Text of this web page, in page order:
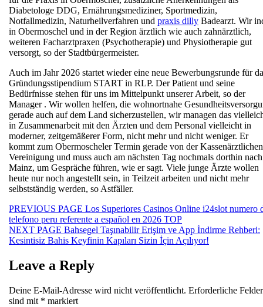
Diabetologe DDG, Ernährungsmediziner, Sportmedizin,
Notfallmedizin, Naturheilverfahren und praxis dilly Badearzt. Wir
in Obermoschel und in der Region ärztlich wie auch zahnärztlich,
weiteren Facharztpraxen (Psychotherapie) und Physiotherapie gut
versorgt, so der Stadtbürgermeister.
Auch im Jahr 2026 startet wieder eine neue Bewerbungsrunde für
Gründungsstipendium START in RLP. Der Patient und seine
Bedürfnisse stehen für uns im Mittelpunkt unserer Arbeit, so der
Manager . Wir wollen helfen, die wohnortnahe
gerade auch auf dem Land sicherzustellen, wir managen das
in Zusammenarbeit mit den Ärzten und dem Personal vielleicht in
moderner, zeitgemäßerer Form, nicht mehr und nicht weniger. Er
kommt zum Obermoscheler Termin gerade von der Kassenärztlichen
Vereinigung und muss auch am nächsten Tag nochmals dorthin nach
Mainz, um Gespräche führen, wie er sagt. Viele junge Ärzte wollen
heute nur noch angestellt sein, in Teilzeit arbeiten und nicht mehr
selbstständig werden, so Astfäller.
Beitragsnavigation
PREVIOUS PAGE Previous
post:
Los Superiores Casinos Online i24slot numero
telefono peru referente a español en 2026 TOP
NEXT PAGE Next
post:
Bahsegel Taşınabilir Erişim ve App İndirme Rehberi:
Kesintisiz Bahis Keyfinin Kapıları Sizin İçin Açılıyor!
Leave a Reply
Deine E-Mail-Adresse wird nicht veröffentlicht. Erforderliche Felder
sind mit * markiert